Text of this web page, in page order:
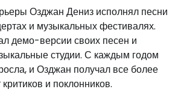
Озджан Дениз исполнял песни
и музыкальных фестивалях.
демо-версии своих песен и
студии. С каждым годом
и Озджан получал все более
и поклонников.